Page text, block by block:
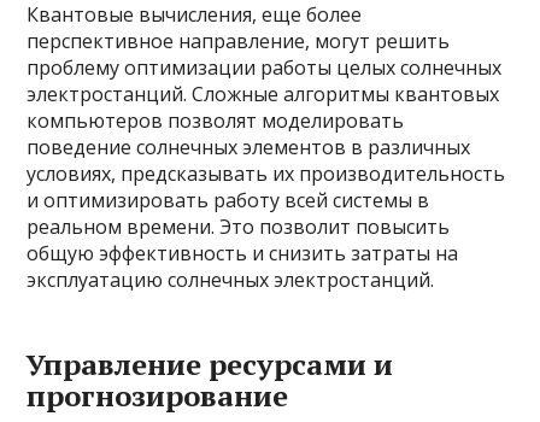
Квантовые вычисления, еще более
перспективное направление, могут решить
проблему оптимизации работы целых солнечных
электростанций. Сложные алгоритмы квантовых
компьютеров позволят моделировать
поведение солнечных элементов в различных
условиях, предсказывать их производительность
и оптимизировать работу всей системы в
реальном времени. Это позволит повысить
общую эффективность и снизить затраты на
эксплуатацию солнечных электростанций.
Управление ресурсами и
прогнозирование